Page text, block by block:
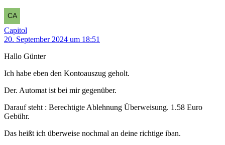
Capitol
20. September 2024 um 18:51
Hallo Günter
Ich habe eben den Kontoauszug geholt.
Der. Automat ist bei mir gegenüber.
Darauf steht : Berechtigte Ablehnung Überweisung. 1.58 Euro
Gebühr.
Das heißt ich überweise nochmal an deine richtige iban.